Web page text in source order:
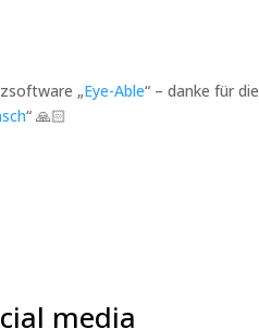
„Eye-Able“ – danke für die
“ 🙏🏻
media